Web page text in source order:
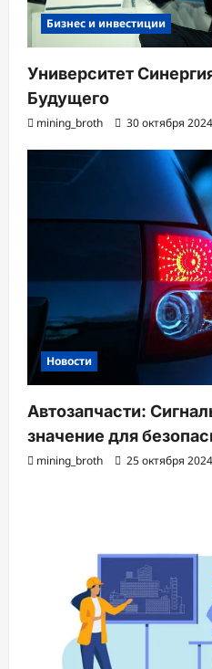
Бизнес и инвестиции
Университет
Будущего
mining_broth 30 октября 2024
Новости
Автозапчасти:
значение для
mining_broth 25 октября 2024